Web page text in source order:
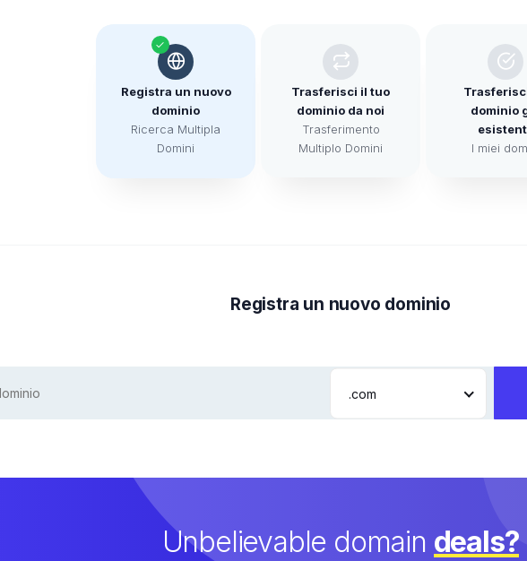
Registra un nuovo
dominio
Ricerca Multipla
Domini
Trasferisci il tuo
dominio da noi
Trasferimento
Multiplo Domini
dominio
I miei
Registra un nuovo dominio
.com
Unbelievable domain deals?